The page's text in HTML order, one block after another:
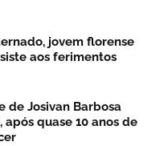
jovem florense
aos ferimentos
de Josivan Barbosa
após quase 10 anos de